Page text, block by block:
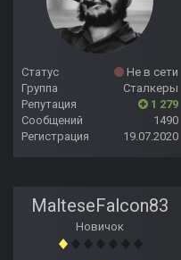
Статус
Не в сети
Группа
Сталкеры
Репутация
1 279
Сообщений
1490
Регистрация
19.07.2020
MalteseFalcon83
Новичок